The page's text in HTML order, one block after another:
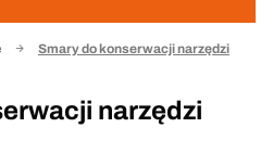
Smary do konserwacji narzędzi
narzędzi